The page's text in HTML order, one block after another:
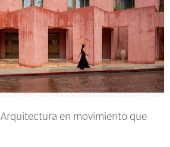
Arquitectura en movimiento que